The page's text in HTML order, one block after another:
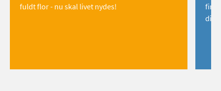
fuldt flor - nu skal livet nydes!
find
dig!